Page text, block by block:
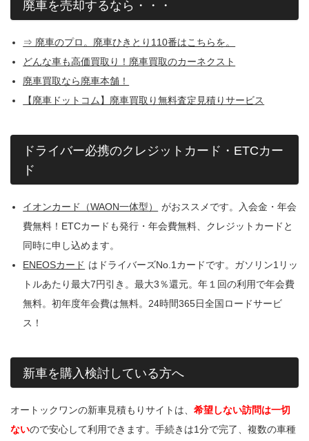
廃車を売却するなら・・・
⇒ 廃車のプロ。廃車ひきとり110番はこちらを。
どんな車も高価買取り！廃車買取のカーネクスト
廃車買取なら廃車本舗！
【廃車ドットコム】廃車買取り無料査定見積りサービス
ドライバー必携のクレジットカード・ETCカー
ド
イオンカード（WAON一体型）
がおススメです。入会金・年会
費無料！ETCカードも発行・年会費無料、クレジットカードと
同時に申し込めます。
ENEOSカード はドライバーズNo.1カードです。ガソリン1リッ
トルあたり最大7円引き。最大3％還元。年１回の利用で年会費
無料。初年度年会費は無料。24時間365日全国ロードサービ
ス！
新車を購入検討している方へ
オートックワンの新車見積もりサイトは、 希望しない訪問は一切
ないので安心して利用できます。手続きは1分で完了、複数の車種